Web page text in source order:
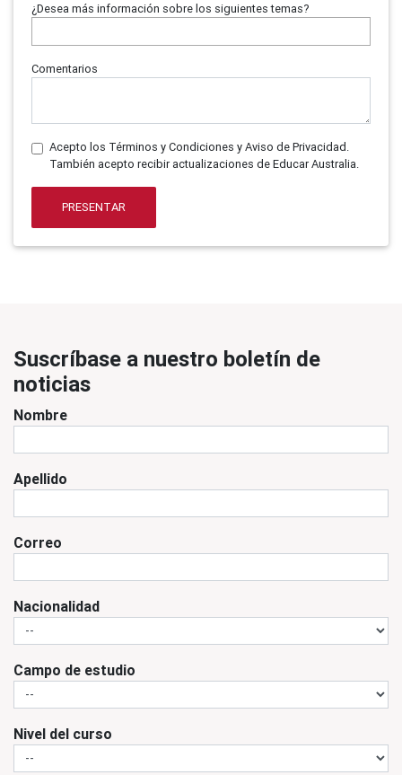
¿Desea más información sobre los siguientes temas?
Comentarios
Acepto los Términos y Condiciones y Aviso de Privacidad.
También acepto recibir actualizaciones de Educar Australia.
PRESENTAR
Suscríbase a nuestro boletín de
noticias
Nombre
Apellido
Correo
Nacionalidad
Campo de estudio
Nivel del curso